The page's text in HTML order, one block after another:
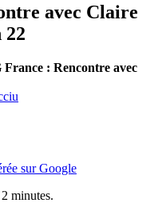
avec Claire
22
: Rencontre avec
sur Google
minutes.